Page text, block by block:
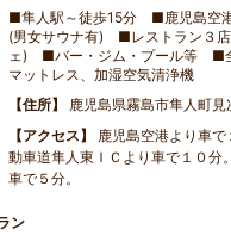
■隼人駅～徒歩15分 ■鹿児島空
(男女サウナ有) ■レストラン３
ェ) ■バー・ジム・プール等 ■
マットレス、加湿空気清浄機
住所
鹿児島県霧島市隼人町
アクセス
鹿児島空港より車
動車道隼人東ＩＣより車で１０分
車で５分。
ン